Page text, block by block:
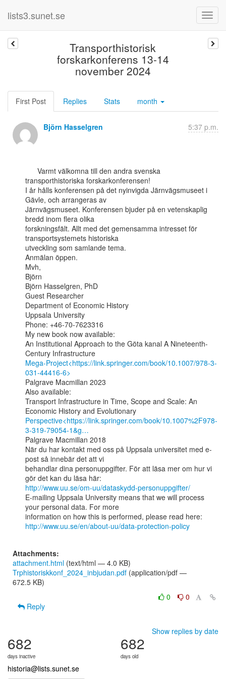
lists3.sunet.se
Transporthistorisk
forskarkonferens 13-14
november 2024
First Post Replies Stats month
Björn Hasselgren 5:37 p.m.
transporthistoriska forskarkonferensen!
I år hålls konferensen på det nyinvigda Järnvägsmuseet i
Gävle, och arrangeras av
Järnvägsmuseet. Konferensen bjuder på en vetenskaplig
bredd inom flera olika
forskningsfält. Allt med det gemensamma intresset för
transportsystemets historiska
utveckling som samlande tema.
Anmälan öppen.
Mvh,
Björn
Björn Hasselgren, PhD
Guest Researcher
Department of Economic History
Uppsala University
Phone: +46-70-7623316
My new book now available:
An Institutional Approach to the Göta kanal A Nineteenth-
Mega-Project<https://link.springer.com/book/10.1007/978-3-
031-44416-6>
Palgrave Macmillan 2023
Also available:
Transport Infrastructure in Time, Scope and Scale: An
Perspective<https://link.springer.com/book/10.1007%2F978-
3-319-79054-1&g…
Palgrave Macmillan 2018
När du har kontakt med oss på Uppsala universitet med e-
post så innebär det att vi
behandlar dina personuppgifter. För att läsa mer om hur vi
http://www.uu.se/om-uu/dataskydd-personuppgifter/
E-mailing Uppsala University means that we will process
your personal data. For more
http://www.uu.se/en/about-uu/data-protection-policy
Attachments:
attachment.html (text/html — 4.0 KB)
Trphistoriskkonf_2024_inbjudan.pdf (application/pdf —
672.5 KB)
0
0
Reply
Show replies by date
682
days inactive
682
days old
historia@lists.sunet.se